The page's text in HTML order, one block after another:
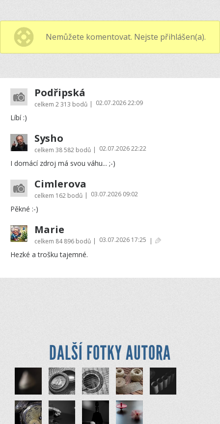
Nemůžete komentovat. Nejste přihlášen(a).
Podřipská
celkem 2 313 bodů | 02.07.2026 22:09
Líbí :)
Sysho
celkem 38 582 bodů | 02.07.2026 22:22
I domácí zdroj má svou váhu... ;-)
Cimlerova
celkem 162 bodů | 03.07.2026 09:02
Pěkné :-)
Marie
celkem 84 896 bodů | 03.07.2026 17:25 |
Hezké a trošku tajemné.
DALŠÍ FOTKY AUTORA